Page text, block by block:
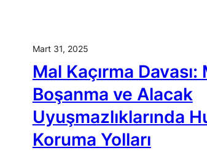
Mart 31, 2025
Mal Kaçırma Davası:
Boşanma ve Alacak
Uyuşmazlıklarında
Koruma Yolları